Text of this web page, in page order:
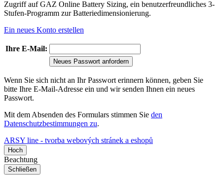
Zugriff auf GAZ Online Battery Sizing, ein benutzerfreundliches 3-
Stufen-Programm zur Batteriedimensionierung.
Ein neues Konto erstellen
Ihre E-Mail:
Neues Passwort anfordern
Wenn Sie sich nicht an Ihr Passwort erinnern können, geben Sie
bitte Ihre E-Mail-Adresse ein und wir senden Ihnen ein neues
Passwort.
Mit dem Absenden des Formulars stimmen Sie den
Datenschutzbestimmungen zu.
ARSY line - tvorba webových stránek a eshopů
Hoch
Beachtung
Schließen